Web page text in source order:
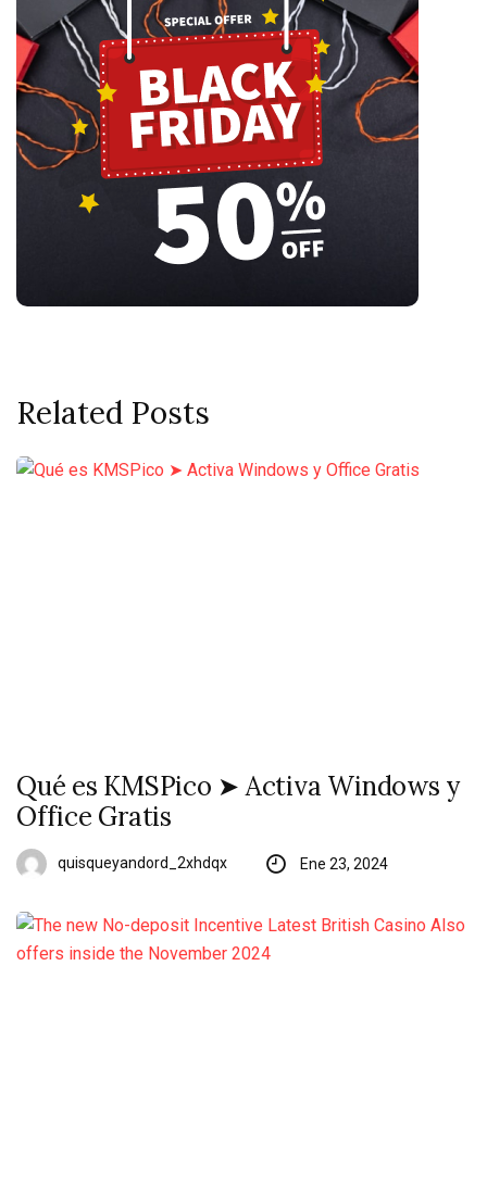
Related Posts
Qué es KMSPico ➤ Activa Windows y
Office Gratis
quisqueyandord_2xhdqx Ene 23, 2024